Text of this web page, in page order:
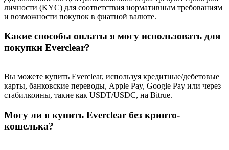
Precious Metals Trading Carnival
Trade Gold & Silver · 33,333 USDT Bonus
USDT New User Exclusive 10% APR
USDT Flexible Staking | Daily Rewards
личности (KYC) для соответствия нормативным требованиям
и возможности покупок в фиатной валюте.
Какие способы оплаты я могу использовать для
покупки Everclear?
Вы можете купить Everclear, используя кредитные/дебетовые
карты, банковские переводы, Apple Pay, Google Pay или через
стабилкоины, такие как USDT/USDC, на Bitrue.
Могу ли я купить Everclear без крипто-
кошелька?